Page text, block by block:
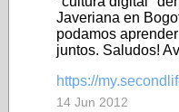
Javeriana en
podamos
juntos. Saludos!
https://
14 Jun 2012